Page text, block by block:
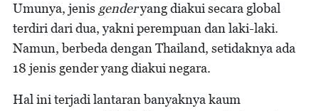
Umunya, jenis genderyang diakui secara global
terdiri dari dua, yakni perempuan dan laki-laki.
Namun, berbeda dengan Thailand, setidaknya ada
18 jenis gender yang diakui negara.
Hal ini terjadi lantaran banyaknya kaum